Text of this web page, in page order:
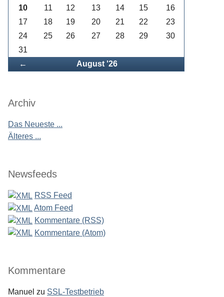
← August '26
10
11 12 13 14 15
16
17
18 19 20 21 22
23
24
25 26 27 28 29
30
31
Archiv
Das Neueste ...
Älteres ...
Newsfeeds
RSS Feed
Atom Feed
Kommentare (RSS)
Kommentare (Atom)
Kommentare
Manuel zu SSL-Testbetrieb